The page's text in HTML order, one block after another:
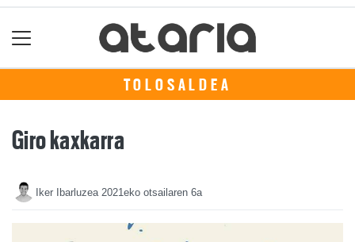
TOLOSALDEA
Giro kaxkarra
Iker Ibarluzea 2021eko otsailaren 6a